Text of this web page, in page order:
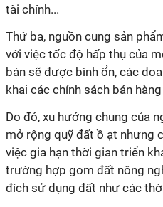
tài chính...
Thứ ba, nguồn cung sản
với việc tốc độ hấp thụ của
bán sẽ được bình ổn, các
khai các chính sách bán
Do đó, xu hướng chung của
mở rộng quỹ đất ồ ạt nhưng
việc gia hạn thời gian triển
trường hợp gom đất nông
đích sử dụng đất như các